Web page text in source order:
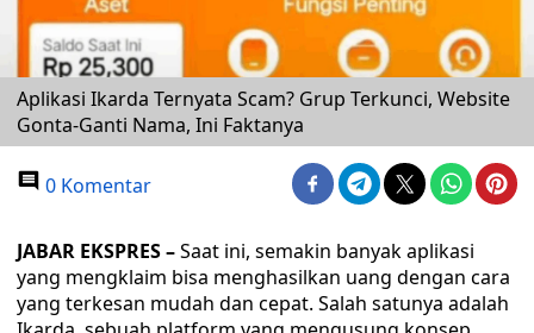
Aplikasi Ikarda Ternyata Scam? Grup Terkunci, Website
Gonta-Ganti Nama, Ini Faktanya
0 Komentar
JABAR EKSPRES –Saat ini, semakin banyak aplikasi
yang mengklaim bisa menghasilkan uang dengan cara
yang terkesan mudah dan cepat. Salah satunya adalah